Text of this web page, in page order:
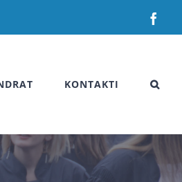
KONTAKTI